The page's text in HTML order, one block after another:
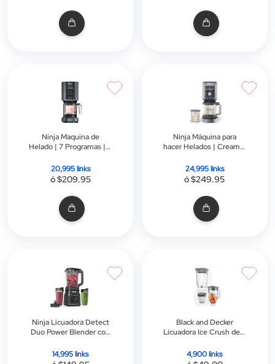
Ninja Maquina de
Helado | 7 Programas | 2
Creamify | Gris
20,995 links
ó $209.95
Ninja Máquina para
hacer Helados | Creami |
24,995 links
ó $249.95
Ninja Licuadora Detect
Duo Power Blender con
72 oz | 2 Tazas de 24 oz
14,995 links
Black and Decker
Licuadora Ice Crush de 8
Jarra de Vidrio 1.25l |
700w | Blanca | Incluye
4,900 links